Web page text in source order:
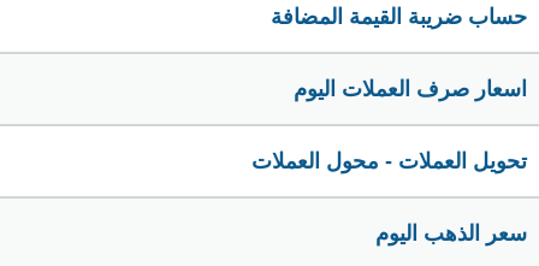
حساب ضريبة القيمة المضافة
اسعار صرف العملات اليوم
تحويل العملات - محول العملات
سعر الذهب اليوم